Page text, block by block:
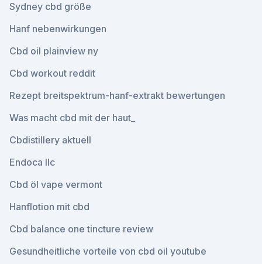
Sydney cbd größe
Hanf nebenwirkungen
Cbd oil plainview ny
Cbd workout reddit
Rezept breitspektrum-hanf-extrakt bewertungen
Was macht cbd mit der haut_
Cbdistillery aktuell
Endoca llc
Cbd öl vape vermont
Hanflotion mit cbd
Cbd balance one tincture review
Gesundheitliche vorteile von cbd oil youtube